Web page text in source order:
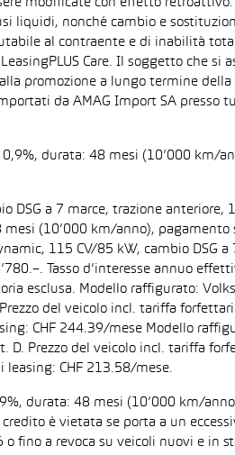
modificate con effetto
liquidi, nonché cambio e
al contraente e di inabilità
Care. Il soggetto che si
alla promozione a lungo termine
da AMAG Import SA presso
0,9%, durata: 48 mesi (10’000 km/
DSG a 7 marce, trazione anteriore,
(10’000 km/anno), pagamento
115 CV/85 kW, cambio DSG a
Tasso d’interesse annuo
esclusa. Modello raffigurato:
del veicolo incl. tariffa
CHF 244.39/mese Modello
Prezzo del veicolo incl. tariffa
leasing: CHF 213.58/mese.
durata: 48 mesi (10’000 km/
è vietata se porta a un
fino a revoca su veicoli nuovi e in